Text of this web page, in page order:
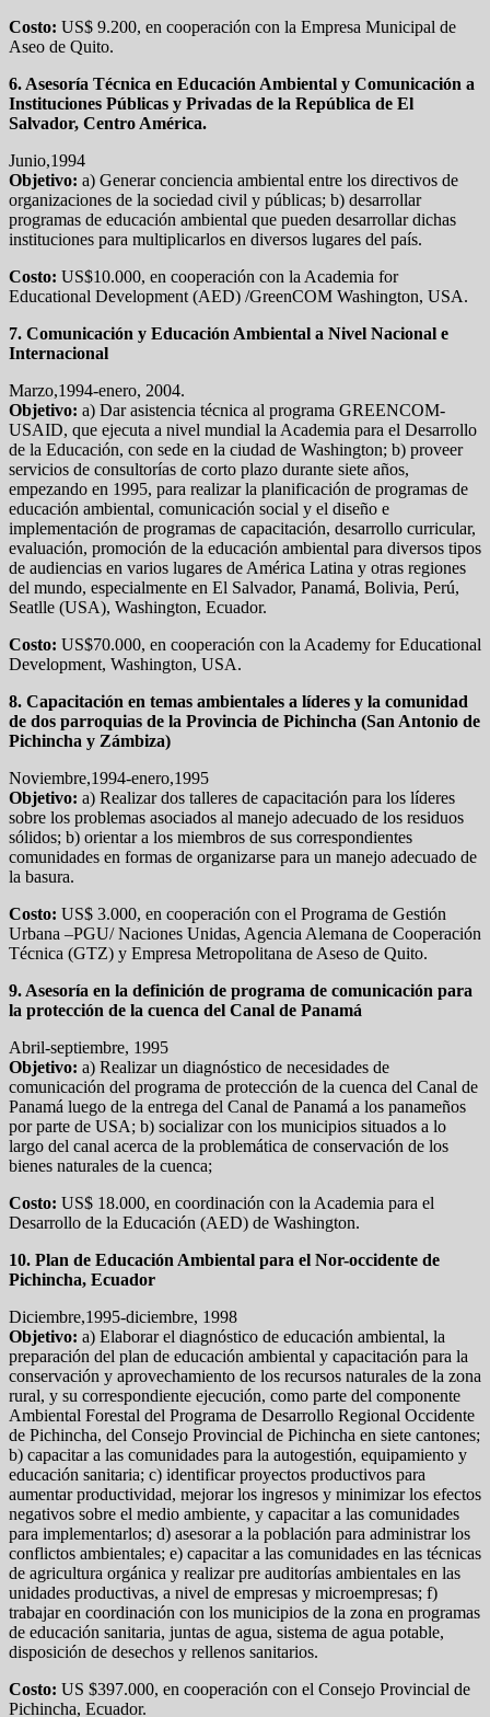
Costo: US$ 9.200, en cooperación con la Empresa Municipal de
Aseo de Quito.
6. Asesoría Técnica en Educación Ambiental y Comunicación a
Instituciones Públicas y Privadas de la República de El
Salvador, Centro América.
Junio,1994
Objetivo: a) Generar conciencia ambiental entre los directivos de
organizaciones de la sociedad civil y públicas; b) desarrollar
programas de educación ambiental que pueden desarrollar dichas
instituciones para multiplicarlos en diversos lugares del país.
Costo: US$10.000, en cooperación con la Academia for
Educational Development (AED) /GreenCOM Washington, USA.
7. Comunicación y Educación Ambiental a Nivel Nacional e
Internacional
Marzo,1994-enero, 2004.
Objetivo: a) Dar asistencia técnica al programa GREENCOM-
USAID, que ejecuta a nivel mundial la Academia para el Desarrollo
de la Educación, con sede en la ciudad de Washington; b) proveer
servicios de consultorías de corto plazo durante siete años,
empezando en 1995, para realizar la planificación de programas de
educación ambiental, comunicación social y el diseño e
implementación de programas de capacitación, desarrollo curricular,
evaluación, promoción de la educación ambiental para diversos tipos
de audiencias en varios lugares de América Latina y otras regiones
del mundo, especialmente en El Salvador, Panamá, Bolivia, Perú,
Seatlle (USA), Washington, Ecuador.
Costo: US$70.000, en cooperación con la Academy for Educational
Development, Washington, USA.
8. Capacitación en temas ambientales a líderes y la comunidad
de dos parroquias de la Provincia de Pichincha (San Antonio de
Pichincha y Zámbiza)
Noviembre,1994-enero,1995
Objetivo: a) Realizar dos talleres de capacitación para los líderes
sobre los problemas asociados al manejo adecuado de los residuos
sólidos; b) orientar a los miembros de sus correspondientes
comunidades en formas de organizarse para un manejo adecuado de
la basura.
Costo: US$ 3.000, en cooperación con el Programa de Gestión
Urbana –PGU/ Naciones Unidas, Agencia Alemana de Cooperación
Técnica (GTZ) y Empresa Metropolitana de Aseso de Quito.
9. Asesoría en la definición de programa de comunicación para
la protección de la cuenca del Canal de Panamá
Abril-septiembre, 1995
Objetivo: a) Realizar un diagnóstico de necesidades de
comunicación del programa de protección de la cuenca del Canal de
Panamá luego de la entrega del Canal de Panamá a los panameños
por parte de USA; b) socializar con los municipios situados a lo
largo del canal acerca de la problemática de conservación de los
bienes naturales de la cuenca;
Costo: US$ 18.000, en coordinación con la Academia para el
Desarrollo de la Educación (AED) de Washington.
10. Plan de Educación Ambiental para el Nor-occidente de
Pichincha, Ecuador
Diciembre,1995-diciembre, 1998
Objetivo: a) Elaborar el diagnóstico de educación ambiental, la
preparación del plan de educación ambiental y capacitación para la
conservación y aprovechamiento de los recursos naturales de la zona
rural, y su correspondiente ejecución, como parte del componente
Ambiental Forestal del Programa de Desarrollo Regional Occidente
de Pichincha, del Consejo Provincial de Pichincha en siete cantones;
b) capacitar a las comunidades para la autogestión, equipamiento y
educación sanitaria; c) identificar proyectos productivos para
aumentar productividad, mejorar los ingresos y minimizar los efectos
negativos sobre el medio ambiente, y capacitar a las comunidades
para implementarlos; d) asesorar a la población para administrar los
conflictos ambientales; e) capacitar a las comunidades en las técnicas
de agricultura orgánica y realizar pre auditorías ambientales en las
unidades productivas, a nivel de empresas y microempresas; f)
trabajar en coordinación con los municipios de la zona en programas
de educación sanitaria, juntas de agua, sistema de agua potable,
disposición de desechos y rellenos sanitarios.
Costo: US $397.000, en cooperación con el Consejo Provincial de
Pichincha, Ecuador.